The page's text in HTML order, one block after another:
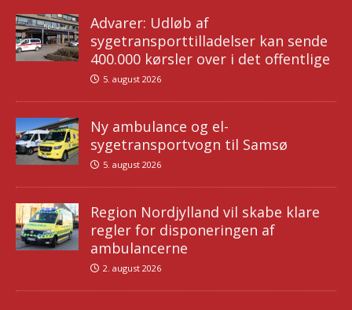
Advarer: Udløb af
sygetransporttilladelser kan sende
400.000 kørsler over i det offentlige
5. august 2026
Ny ambulance og el-
sygetransportvogn til Samsø
5. august 2026
Region Nordjylland vil skabe klare
regler for disponeringen af
ambulancerne
2. august 2026